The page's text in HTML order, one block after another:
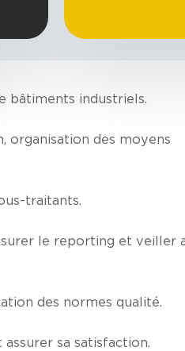
bâtiments industriels.
organisation des moyens
traitants.
le reporting et veiller
des normes qualité.
sa satisfaction.